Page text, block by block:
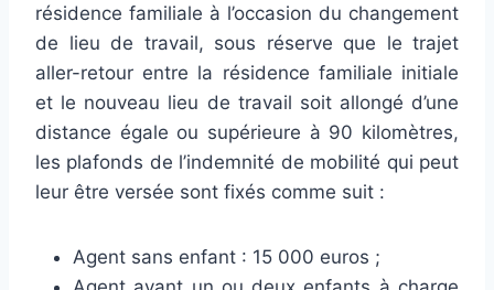
résidence familiale à l’occasion du changement
de lieu de travail, sous réserve que le trajet
aller-retour entre la résidence familiale initiale
et le nouveau lieu de travail soit allongé d’une
distance égale ou supérieure à 90 kilomètres,
les plafonds de l’indemnité de mobilité qui peut
leur être versée sont fixés comme suit :
Agent sans enfant : 15 000 euros ;